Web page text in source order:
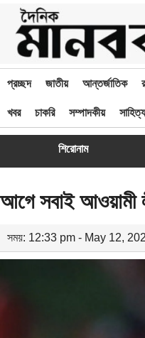
প্রচ্ছদ জাতীয় আন্তর্জাতিক
খবর চাকরি সম্পাদকীয় সাহিত্য
শিরোনাম
আগে সবাই আওয়ামী
সময়: 12:33 pm - May 12,